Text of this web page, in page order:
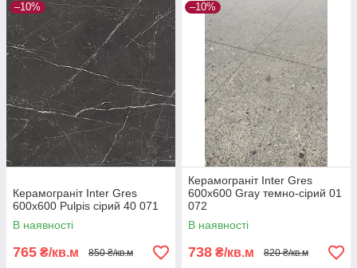
–10%
Керамограніт Inter Gres
600x600 Pulpis сірий 40 071
В наявності
765 ₴/кв.м 850 ₴/кв.м
–10%
Керамограніт Inter Gres
600x600 Gray темно-сірий 01
072
В наявності
738 ₴/кв.м 820 ₴/кв.м